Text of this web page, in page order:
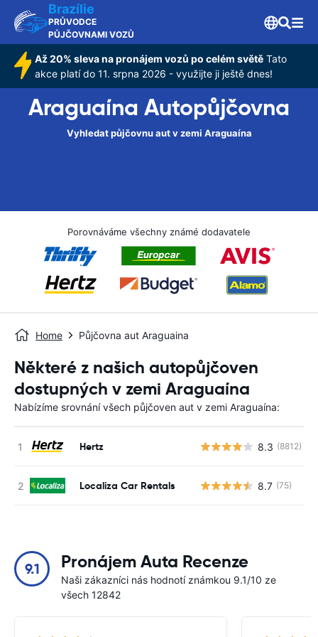
Brazílie
PRŮVODCE
PŮJČOVNAMI VOZŮ
Až 20% sleva na pronájem vozů po celém světě Tato
akce platí do 11. srpna 2026 - využijte ji ještě dnes!
Araguaína Autopůjčovna
Vyhledat půjčovnu aut v zemi Araguaína
Porovnáváme všechny známé dodavatele
Home Půjčovna aut Araguaina
Některé z našich autopůjčoven
dostupných v zemi Araguaína
Nabízíme srovnání všech půjčoven aut v zemi Araguaína:
Hertz 8.3 (8812)
Localiza Car Rentals 8.7 (75)
9.1 Pronájem Auta Recenze
Naši zákazníci nás hodnotí známkou 9.1/10 ze
všech 12842